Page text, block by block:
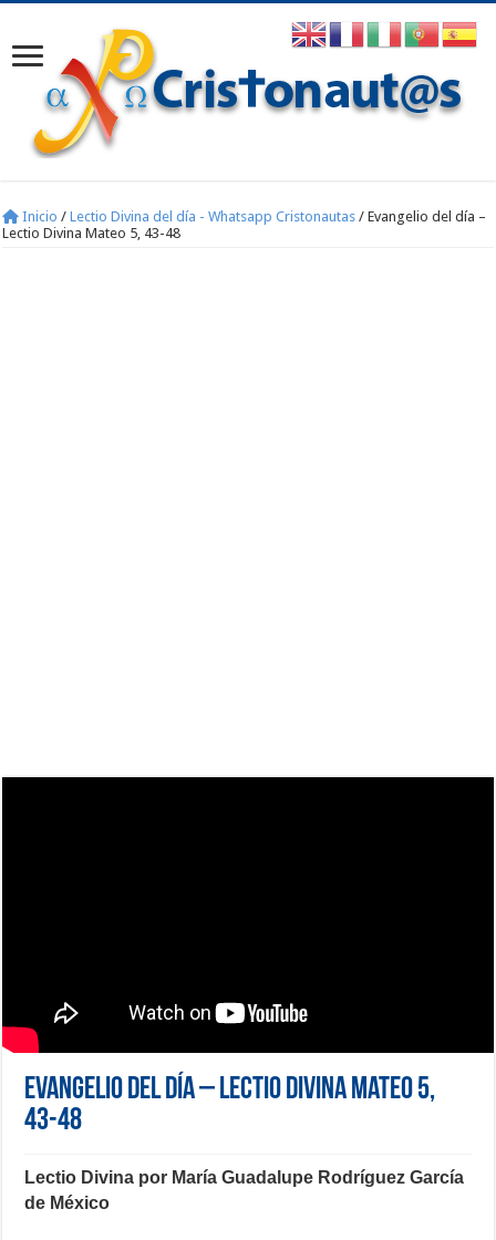
Inicio / Lectio Divina del día - Whatsapp Cristonautas / Evangelio del día –
Lectio Divina Mateo 5, 43-48
Evangelio del día – Lectio Divina Mateo 5,
43-48
Lectio Divina por María Guadalupe Rodríguez García
de México